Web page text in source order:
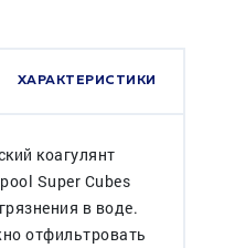
ХАРАКТЕРИСТИКИ
коагулянт
Super Cubes
в воде.
отфильтровать